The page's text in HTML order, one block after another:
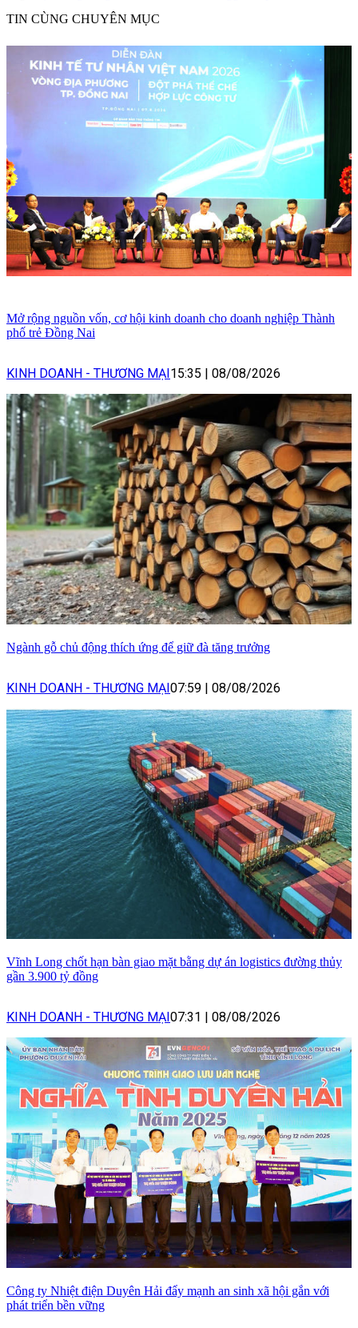
TIN CÙNG CHUYÊN MỤC
Mở rộng nguồn vốn, cơ hội kinh doanh cho doanh nghiệp Thành
phố trẻ Đồng Nai
KINH DOANH - THƯƠNG MẠI 15:35 08/08/2026
Ngành gỗ chủ động thích ứng để giữ đà tăng trưởng
KINH DOANH - THƯƠNG MẠI 07:59 08/08/2026
Vĩnh Long chốt hạn bàn giao mặt bằng dự án logistics đường thủy
gần 3.900 tỷ đồng
KINH DOANH - THƯƠNG MẠI 07:31 08/08/2026
Công ty Nhiệt điện Duyên Hải đẩy mạnh an sinh xã hội gắn với
phát triển bền vững